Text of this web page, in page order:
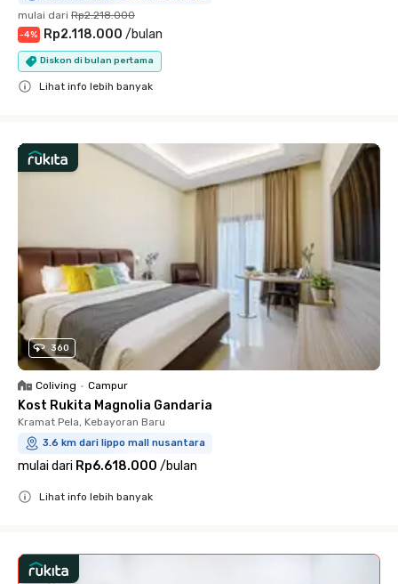
mulai dari Rp2.218.000
-4% Rp2.118.000 /bulan
Diskon di bulan pertama
Lihat info lebih banyak
360
Coliving • Campur
Kost Rukita Magnolia Gandaria
Kramat Pela, Kebayoran Baru
3.6 km dari lippo mall nusantara
mulai dari Rp6.618.000 /bulan
Lihat info lebih banyak